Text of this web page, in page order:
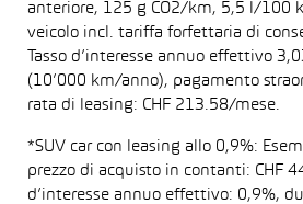
anteriore, 125 g CO2/km, 5,5 l/100
veicolo incl. tariffa forfettaria di
Tasso d’interesse annuo effettivo
(10’000 km/anno), pagamento
rata di leasing: CHF 213.58/mese.
*SUV car con leasing allo 0,9%:
prezzo di acquisto in contanti: CHF
d’interesse annuo effettivo: 0,9%,